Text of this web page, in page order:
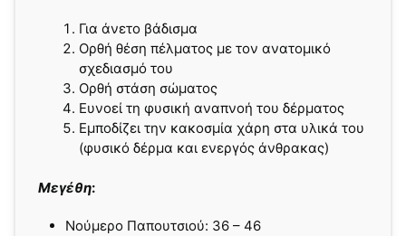
Για άνετο βάδισμα
Ορθή θέση πέλματος με τον ανατομικό
σχεδιασμό του
Ορθή στάση σώματος
Ευνοεί τη φυσική αναπνοή του δέρματος
Εμποδίζει την κακοσμία χάρη στα υλικά του
(φυσικό δέρμα και ενεργός άνθρακας)
Μεγέθη:
Nούμερο Παπουτσιού: 36 – 46